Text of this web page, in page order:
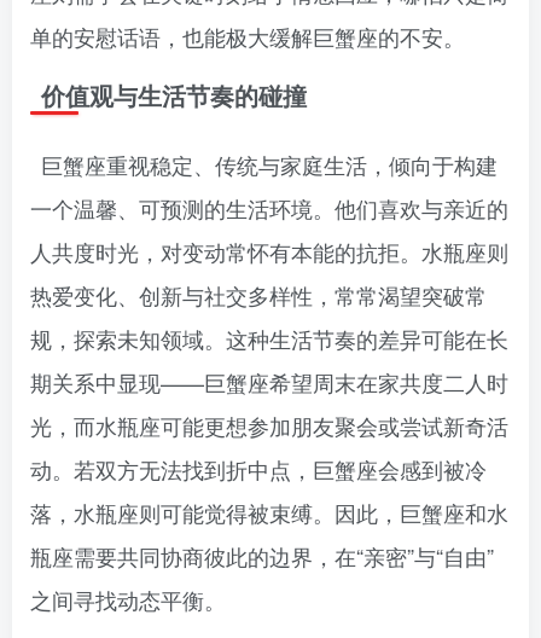
单的安慰话语，也能极大缓解巨蟹座的不安。
价值观与生活节奏的碰撞
巨蟹座重视稳定、传统与家庭生活，倾向于构建
一个温馨、可预测的生活环境。他们喜欢与亲近的
人共度时光，对变动常怀有本能的抗拒。水瓶座则
热爱变化、创新与社交多样性，常常渴望突破常
规，探索未知领域。这种生活节奏的差异可能在长
期关系中显现——巨蟹座希望周末在家共度二人时
光，而水瓶座可能更想参加朋友聚会或尝试新奇活
动。若双方无法找到折中点，巨蟹座会感到被冷
落，水瓶座则可能觉得被束缚。因此，巨蟹座和水
瓶座需要共同协商彼此的边界，在“亲密”与“自由”
之间寻找动态平衡。